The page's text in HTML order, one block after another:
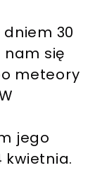
dniem 30
nam się
meteory
jego
kwietnia.